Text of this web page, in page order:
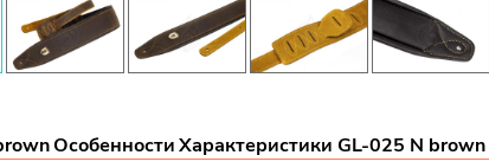
ОсобенностиХарактеристики GL-025 N brown